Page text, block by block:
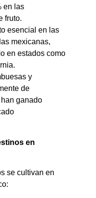
en las
fruto.
esencial en las
mexicanas,
en estados como
y
de
ganado
en
se cultivan en